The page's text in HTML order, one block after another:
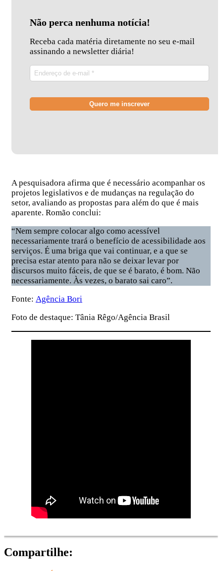
Não perca nenhuma notícia!
Receba cada matéria diretamente no seu e-mail
assinando a newsletter diária!
A pesquisadora afirma que é necessário acompanhar os
projetos legislativos e de mudanças na regulação do
setor, avaliando as propostas para além do que é mais
aparente. Romão conclui:
“Nem sempre colocar algo como acessível
necessariamente trará o benefício de acessibilidade aos
serviços. É uma briga que vai continuar, e a que se
precisa estar atento para não se deixar levar por
discursos muito fáceis, de que se é barato, é bom. Não
necessariamente. Às vezes, o barato sai caro”.
Fonte: Agência Bori
Foto de destaque: Tânia Rêgo/Agência Brasil
Compartilhe: